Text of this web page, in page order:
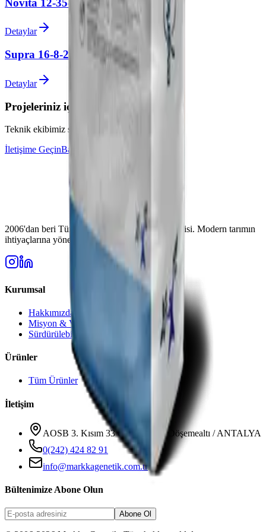
Novita 12-35-10
Detaylar
Supra 16-8-24+TE
Detaylar
Projeleriniz için uzman desteği alın
Teknik ekibimiz sorularınız için hazır
İletişime GeçinBayi Olun
2006'dan beri Türkiye'nin güvenilir gübre üreticisi. Modern tarımın
ihtiyaçlarına yönelik yüksek kaliteli çözümler.
Kurumsal
Hakkımızda
Misyon & Vizyon
Sürdürülebilirlik
Ürünler
Tüm Ürünler
İletişim
AOSB 3. Kısım 33 Cadde No: 3 Döşemealtı / ANTALYA
0(242) 424 82 91
info@markkagenetik.com.tr
Bültenimize Abone Olun
Abone Ol